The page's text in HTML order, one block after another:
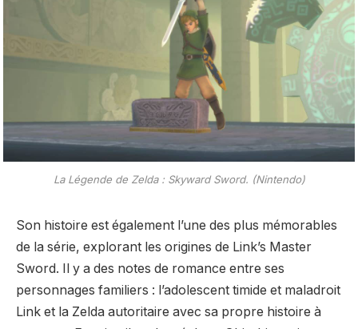
La Légende de Zelda : Skyward Sword. (Nintendo)
Son histoire est également l’une des plus mémorables
de la série, explorant les origines de Link’s Master
Sword. Il y a des notes de romance entre ses
personnages familiers : l’adolescent timide et maladroit
Link et la Zelda autoritaire avec sa propre histoire à